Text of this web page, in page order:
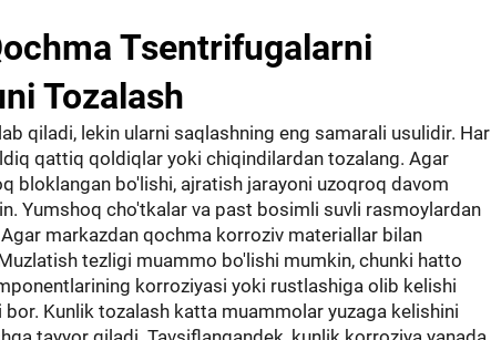
Tsentrifugalarni
Tozalash
qiladi, lekin ularni saqlashning eng samarali usulidir. Har
qattiq qoldiqlar yoki chiqindilardan tozalang. Agar
bo'lishi, ajratish jarayoni uzoqroq davom
Yumshoq cho'tkalar va past bosimli suvli rasmoylardan
markazdan qochma korroziv materiallar bilan
tezligi muammo bo'lishi mumkin, chunki hatto
korroziyasi yoki rustlashiga olib kelishi
Kunlik tozalash katta muammolar yuzaga kelishini